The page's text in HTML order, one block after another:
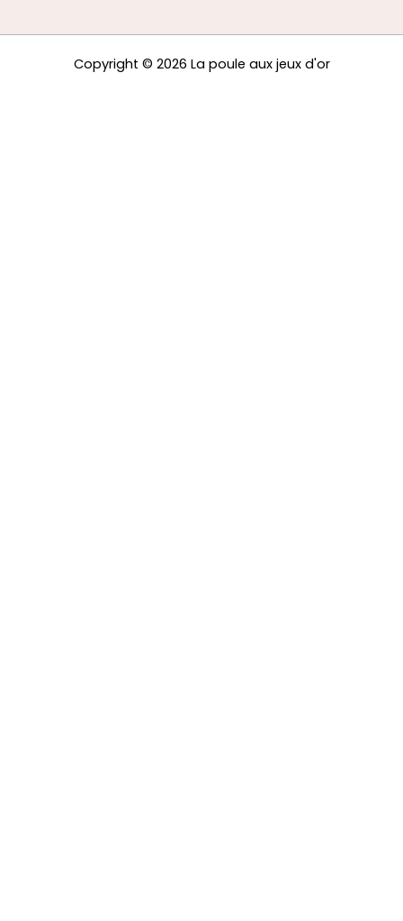
Copyright © 2026 La poule aux jeux d'or